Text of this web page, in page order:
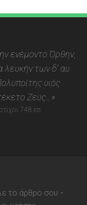
ενέμοντο Όρθην,
λευκήν των δ’ αυ
υιός
Ζευς…»
748 επ.
το άρθρο σου